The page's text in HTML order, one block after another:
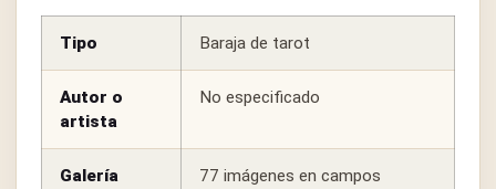
Tipo Baraja de tarot
Autor o
artista
No especificado
Galería
77 imágenes en campos